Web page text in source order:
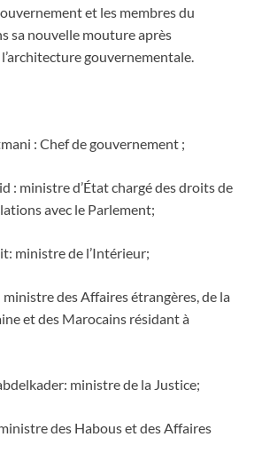
et les membres du
sa nouvelle mouture après
gouvernementale.
: Chef de gouvernement ;
: ministre d’État chargé des droits de
avec le Parlement;
ministre de l’Intérieur;
des Affaires étrangères, de la
et des Marocains résidant à
ministre de la Justice;
des Habous et des Affaires